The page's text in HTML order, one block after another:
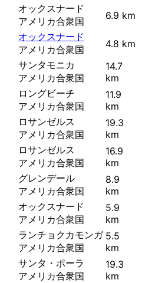
オックスナード
アメリカ合衆国
6.9 km
オックスナード
アメリカ合衆国
4.8 km
サンタモニカ
アメリカ合衆国
14.7
km
ロングビーチ
アメリカ合衆国
11.9
km
ロサンゼルス
アメリカ合衆国
19.3
km
ロサンゼルス
アメリカ合衆国
16.9
km
グレンデール
アメリカ合衆国
8.9
km
オックスナード
アメリカ合衆国
5.9
km
ランチョクカモンガ
アメリカ合衆国
5.5
km
サンタ・ポーラ
アメリカ合衆国
19.3
km